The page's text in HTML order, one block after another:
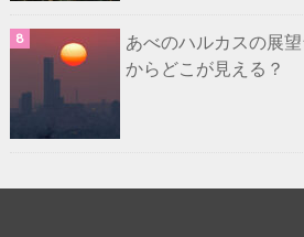
あべのハルカスの展望
からどこが見える？